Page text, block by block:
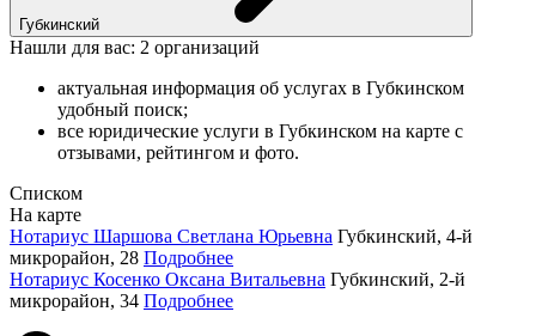
Губкинский
Нашли для вас: 2 организаций
актуальная информация об услугах в Губкинском
удобный поиск;
все юридические услуги в Губкинском на карте с
отзывами, рейтингом и фото.
Списком
На карте
Нотариус Шаршова Светлана Юрьевна Губкинский, 4-й
микрорайон, 28 Подробнее
Нотариус Косенко Оксана Витальевна Губкинский, 2-й
микрорайон, 34 Подробнее